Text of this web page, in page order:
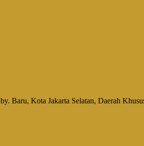
Baru, Kota Jakarta Selatan, Daerah